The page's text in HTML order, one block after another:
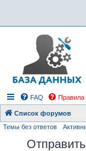
FAQ
Список форумов
Темы без ответов